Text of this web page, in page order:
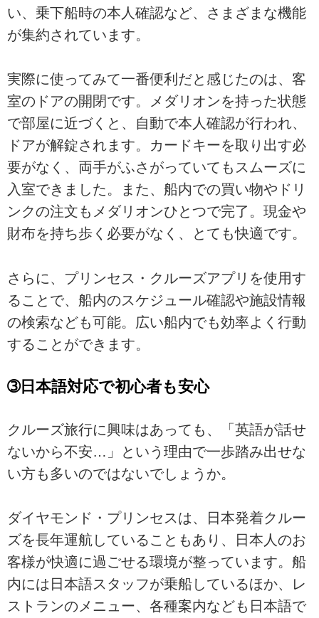
い、乗下船時の本人確認など、さまざまな機能
が集約されています。
実際に使ってみて一番便利だと感じたのは、客
室のドアの開閉です。メダリオンを持った状態
で部屋に近づくと、自動で本人確認が行われ、
ドアが解錠されます。カードキーを取り出す必
要がなく、両手がふさがっていてもスムーズに
入室できました。また、船内での買い物やドリ
ンクの注文もメダリオンひとつで完了。現金や
財布を持ち歩く必要がなく、とても快適です。
さらに、プリンセス・クルーズアプリを使用す
ることで、船内のスケジュール確認や施設情報
の検索なども可能。広い船内でも効率よく行動
することができます。
➂日本語対応で初心者も安心
クルーズ旅行に興味はあっても、「英語が話せ
ないから不安…」という理由で一歩踏み出せな
い方も多いのではないでしょうか。
ダイヤモンド・プリンセスは、日本発着クルー
ズを長年運航していることもあり、日本人のお
客様が快適に過ごせる環境が整っています。船
内には日本語スタッフが乗船しているほか、レ
ストランのメニュー、各種案内なども日本語で